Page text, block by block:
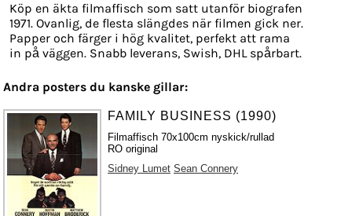
Köp en äkta filmaffisch som satt utanför biografen
1971. Ovanlig, de flesta slängdes när filmen gick ner.
Papper och färger i hög kvalitet, perfekt att rama
in på väggen. Snabb leverans, Swish, DHL spårbart.
Andra posters du kanske gillar:
FAMILY BUSINESS (1990)
Filmaffisch 70x100cm nyskick/rullad
RO original
Sidney Lumet Sean Connery